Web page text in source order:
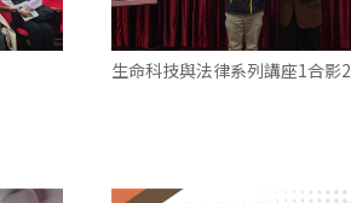
生命科技與法律系列講座1合影2